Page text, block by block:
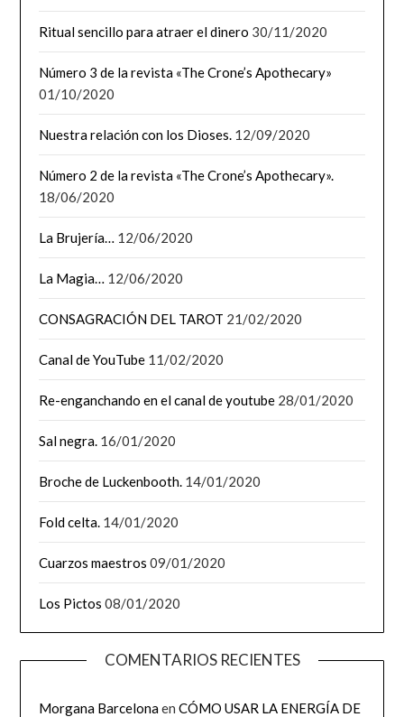
Ritual sencillo para atraer el dinero 30/11/2020
Número 3 de la revista «The Crone’s Apothecary»
01/10/2020
Nuestra relación con los Dioses. 12/09/2020
Número 2 de la revista «The Crone’s Apothecary».
18/06/2020
La Brujería… 12/06/2020
La Magia… 12/06/2020
CONSAGRACIÓN DEL TAROT 21/02/2020
Canal de YouTube 11/02/2020
Re-enganchando en el canal de youtube 28/01/2020
Sal negra. 16/01/2020
Broche de Luckenbooth. 14/01/2020
Fold celta. 14/01/2020
Cuarzos maestros 09/01/2020
Los Pictos 08/01/2020
COMENTARIOS RECIENTES
Morgana BarcelonaenCÓMO USAR LA ENERGÍA DE